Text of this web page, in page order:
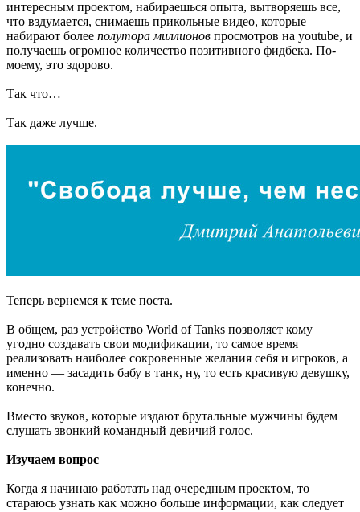
интересным проектом, набираешься опыта, вытворяешь все,
что вздумается, снимаешь прикольные видео, которые
набирают более полутора миллионов просмотров на youtube, и
получаешь огромное количество позитивного фидбека. По-
моему, это здорово.
Так что…
Так даже лучше.
Теперь вернемся к теме поста.
В общем, раз устройство World of Tanks позволяет кому
угодно создавать свои модификации, то самое время
реализовать наиболее сокровенные желания себя и игроков, а
именно — засадить бабу в танк, ну, то есть красивую девушку,
конечно.
Вместо звуков, которые издают брутальные мужчины будем
слушать звонкий командный девичий голос.
Изучаем вопрос
Когда я начинаю работать над очередным проектом, то
стараюсь узнать как можно больше информации, как следует